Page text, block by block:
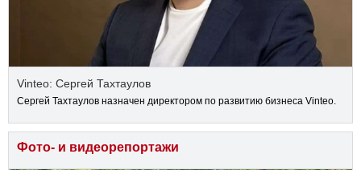
Vinteo: Сергей Тахтаулов
Сергей Тахтаулов назначен директором по развитию бизнеса Vinteo.
Фото- и видеорепортажи